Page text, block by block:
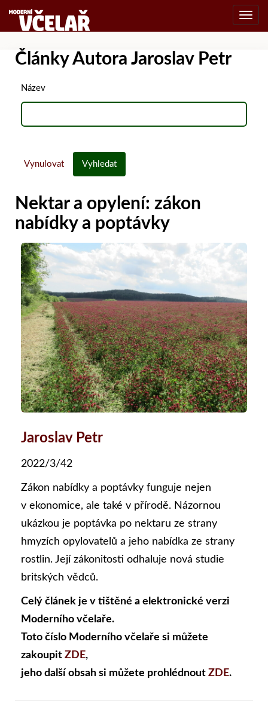
Články Autora Jaroslav Petr
Název
Vynulovat Vyhledat
Nektar a opylení: zákon
nabídky a poptávky
Jaroslav Petr
2022/3/42
Zákon nabídky a poptávky funguje nejen
v ekonomice, ale také v přírodě. Názornou
ukázkou je poptávka po nektaru ze strany
hmyzích opylovatelů a jeho nabídka ze strany
rostlin. Její zákonitosti odhaluje nová studie
britských vědců.
Celý článek je v tištěné a elektronické verzi
Moderního včelaře.
Toto číslo Moderního včelaře si můžete
zakoupit ZDE,
jeho další obsah si můžete prohlédnout ZDE.